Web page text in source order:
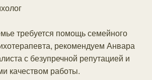
требуется помощь семейного
рекомендуем Анвара
с безупречной репутацией и
качеством работы.